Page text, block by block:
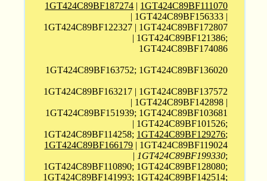
1GT424C89BF187274 | 1GT424C89BF111070
| 1GT424C89BF156333 |
1GT424C89BF122327 | 1GT424C89BF172807
| 1GT424C89BF121386;
1GT424C89BF174086
1GT424C89BF163752; 1GT424C89BF136020
1GT424C89BF163217 | 1GT424C89BF137572
| 1GT424C89BF142898 |
1GT424C89BF151939; 1GT424C89BF103681
| 1GT424C89BF101526;
1GT424C89BF114258; 1GT424C89BF129276;
1GT424C89BF166179 | 1GT424C89BF119024
|1GT424C89BF199330;
1GT424C89BF110890; 1GT424C89BF128080;
1GT424C89BF141993; 1GT424C89BF142514;